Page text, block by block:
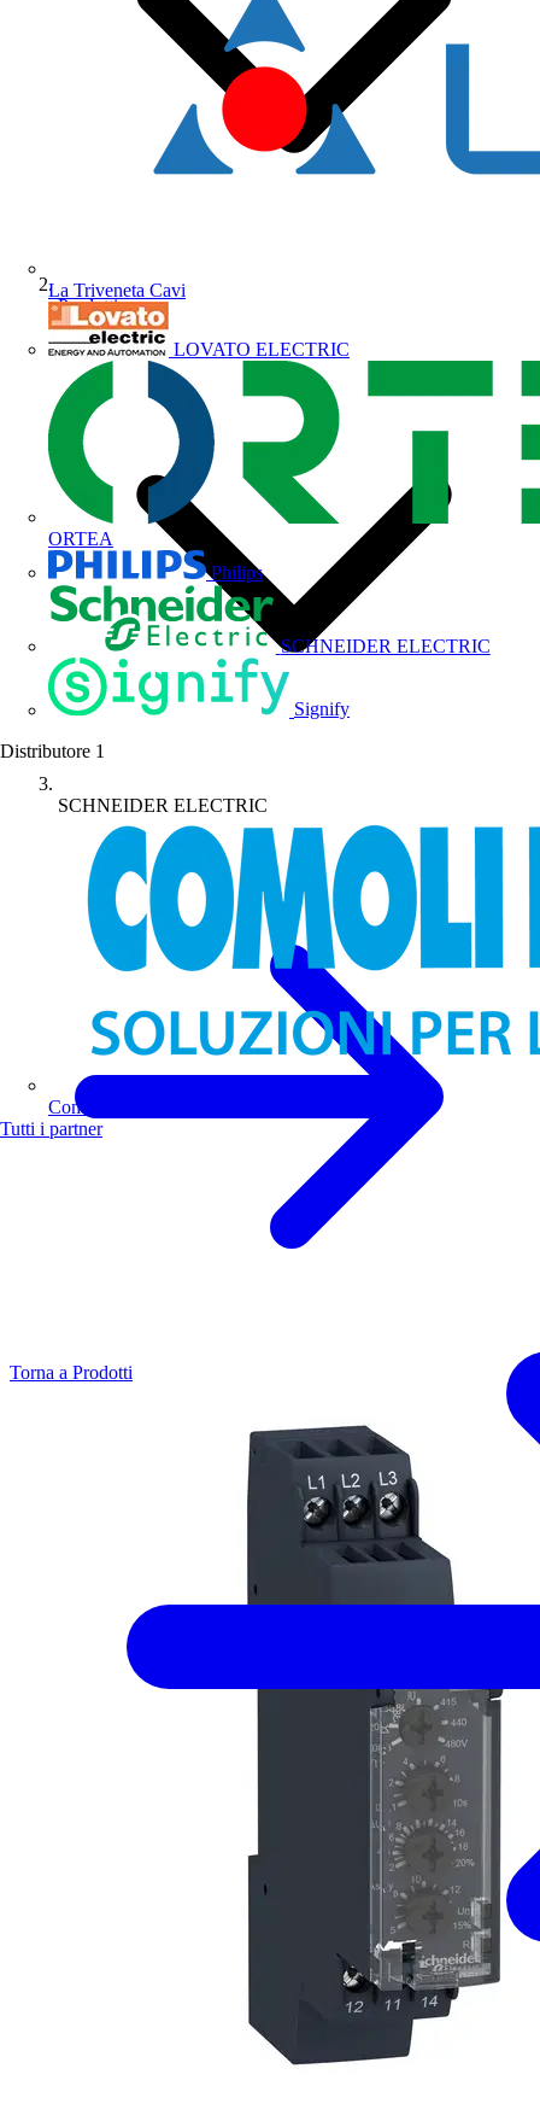
La Triveneta Cavi
LOVATO ELECTRIC
ORTEA
Philips
SCHNEIDER ELECTRIC
Signify
Distributore 1
Comoli Ferrari
Tutti i partner
Prodotti
SCHNEIDER ELECTRIC
Torna a Prodotti